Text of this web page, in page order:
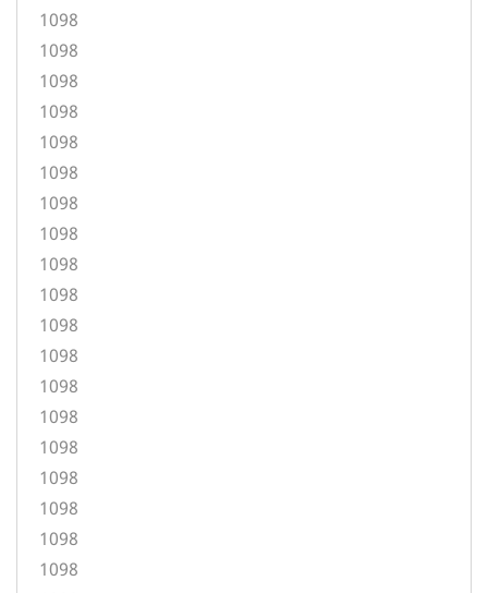
1098
1098
1098
1098
1098
1098
1098
1098
1098
1098
1098
1098
1098
1098
1098
1098
1098
1098
1098